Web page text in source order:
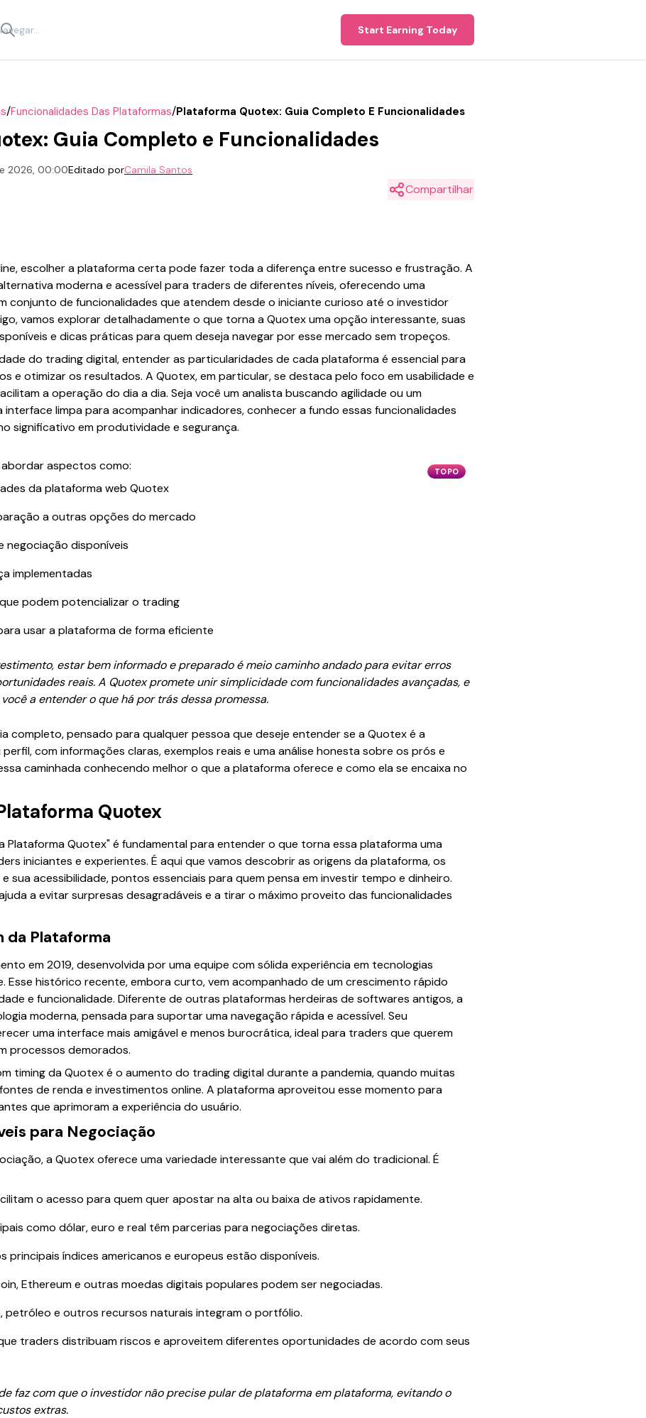
Start Earning Today
/Funcionalidades Das Plataformas/Plataforma Quotex: Guia Completo E Funcionalidades
Guia Completo e Funcionalidades
2026, 00:00Editado porCamila Santos
Compartilhar
escolher a plataforma certa pode fazer toda a diferença entre sucesso e frustração. A
moderna e acessível para traders de diferentes níveis, oferecendo uma
conjunto de funcionalidades que atendem desde o iniciante curioso até o investidor
vamos explorar detalhadamente o que torna a Quotex uma opção interessante, suas
e dicas práticas para quem deseja navegar por esse mercado sem tropeços.
do trading digital, entender as particularidades de cada plataforma é essencial para
e otimizar os resultados. A Quotex, em particular, se destaca pelo foco em usabilidade e
a operação do dia a dia. Seja você um analista buscando agilidade ou um
limpa para acompanhar indicadores, conhecer a fundo essas funcionalidades
significativo em produtividade e segurança.
TOPO
aspectos como:
da plataforma web Quotex
a outras opções do mercado
negociação disponíveis
implementadas
podem potencializar o trading
usar a plataforma de forma eficiente
estar bem informado e preparado é meio caminho andado para evitar erros
reais. A Quotex promete unir simplicidade com funcionalidades avançadas, e
a entender o que há por trás dessa promessa.
completo, pensado para qualquer pessoa que deseje entender se a Quotex é a
com informações claras, exemplos reais e uma análise honesta sobre os prós e
caminhada conhecendo melhor o que a plataforma oferece e como ela se encaixa no
Quotex
Plataforma Quotex" é fundamental para entender o que torna essa plataforma uma
iniciantes e experientes. É aqui que vamos descobrir as origens da plataforma, os
sua acessibilidade, pontos essenciais para quem pensa em investir tempo e dinheiro.
a evitar surpresas desagradáveis e a tirar o máximo proveito das funcionalidades
da Plataforma
em 2019, desenvolvida por uma equipe com sólida experiência em tecnologias
Esse histórico recente, embora curto, vem acompanhado de um crescimento rápido
e funcionalidade. Diferente de outras plataformas herdeiras de softwares antigos, a
moderna, pensada para suportar uma navegação rápida e acessível. Seu
uma interface mais amigável e menos burocrática, ideal para traders que querem
processos demorados.
timing da Quotex é o aumento do trading digital durante a pandemia, quando muitas
de renda e investimentos online. A plataforma aproveitou esse momento para
que aprimoram a experiência do usuário.
para Negociação
a Quotex oferece uma variedade interessante que vai além do tradicional. É
o acesso para quem quer apostar na alta ou baixa de ativos rapidamente.
como dólar, euro e real têm parcerias para negociações diretas.
principais índices americanos e europeus estão disponíveis.
Ethereum e outras moedas digitais populares podem ser negociadas.
petróleo e outros recursos naturais integram o portfólio.
traders distribuam riscos e aproveitem diferentes oportunidades de acordo com seus
faz com que o investidor não precise pular de plataforma em plataforma, evitando o
extras.